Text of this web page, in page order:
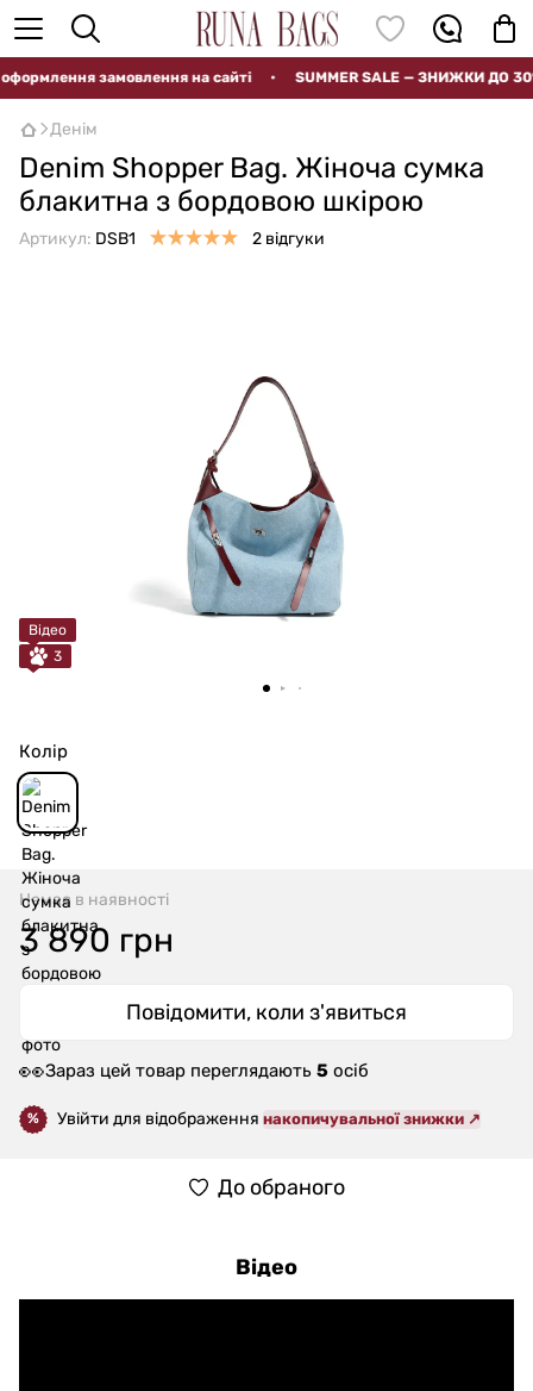
замовлення на сайті • SUMMER SALE — ЗНИЖКИ ДО 30%
Денім
Denim Shopper Bag. Жіноча сумка
блакитна з бордовою шкірою
Артикул: DSB1 2 відгуки
Відео
3
Колір
Немає в наявності
3 890 грн
Повідомити, коли з'явиться
👀Зараз цей товар переглядають 5 осіб
% Увійти для відображення накопичувальної знижки ↗
До обраного
Відео